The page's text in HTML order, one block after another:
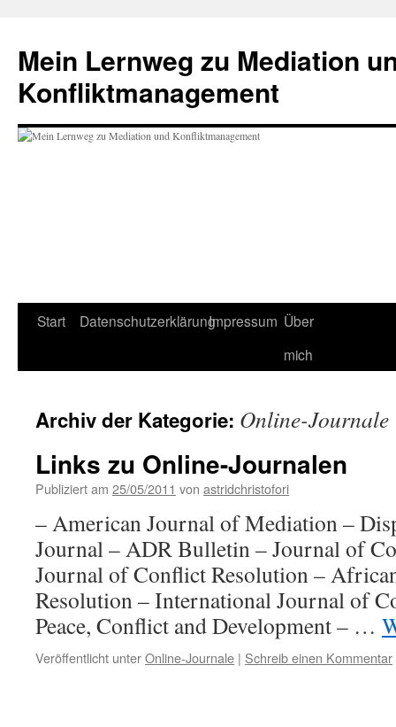
Mein Lernweg zu Mediation
Konfliktmanagement
Zum
Start DatenschutzerklärungImpressum Über
mich
Archiv der Kategorie: Online-Journale
Links zu Online-Journalen
Publiziert am 25/05/2011 von astridchristofori
– American Journal of Mediation –
Journal – ADR Bulletin – Journal of
Journal of Conflict Resolution –
Resolution – International Journal of
Peace, Conflict and Development – …
Veröffentlicht unterOnline-Journale | Schreib einen Kommentar